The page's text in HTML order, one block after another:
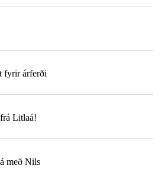
fyrir árferði
Litlaá!
með Nils